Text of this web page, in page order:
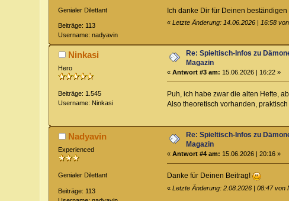
Genialer Dilettant
Beiträge: 113
Username: nadyavin
Ich danke Dir für Deinen
« Letzte Änderung: 14.06.2026 | 16:58
Ninkasi
Hero
Beiträge: 1.545
Username: Ninkasi
Re: Spieltisch-Infos zu
Magazin
« Antwort #3 am: 15.06.2026 | 16:22 »
Puh, ich habe zwar die alten Hefte,
Also theoretisch vorhanden,
Nadyavin
Experienced
Genialer Dilettant
Beiträge: 113
Re: Spieltisch-Infos zu
Magazin
« Antwort #4 am: 15.06.2026 | 20:16 »
Danke für Deinen Beitrag!
« Letzte Änderung: 2.08.2026 | 08:47 von